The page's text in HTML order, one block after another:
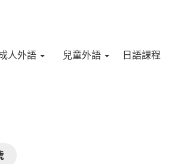
人外語 兒童外語 日語課程